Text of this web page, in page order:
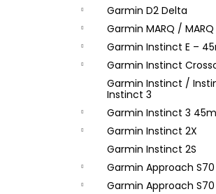
Garmin D2 Delta
Garmin MARQ /
Garmin Instinct E –
Garmin Instinct
Garmin Instinct /
Instinct 3
Garmin Instinct 3
Garmin Instinct 2X
Garmin Instinct 2S
Garmin Approach
Garmin Approach